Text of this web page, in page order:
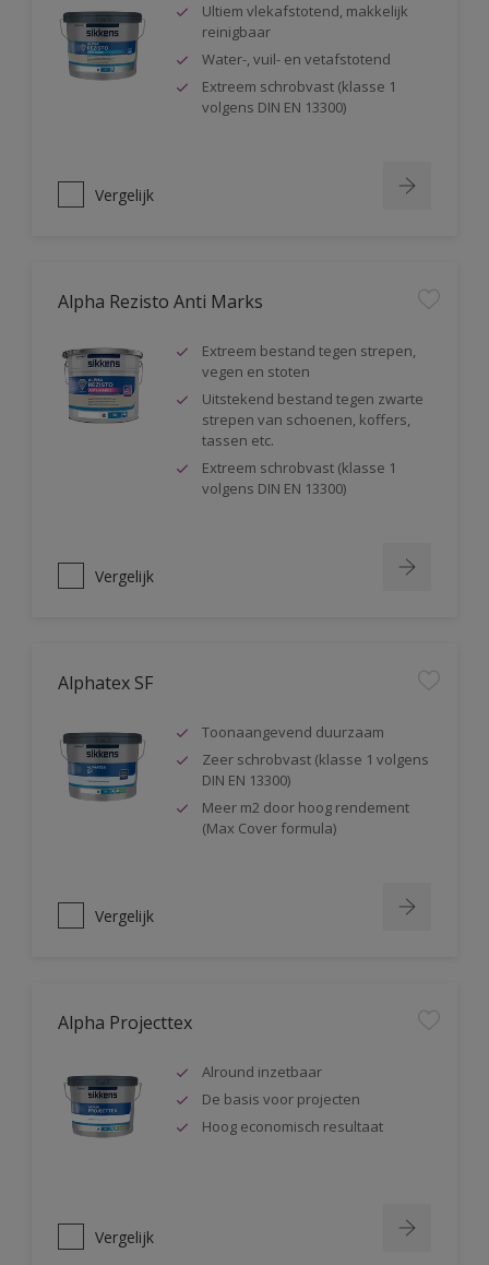
Ultiem vlekafstotend, makkelijk
reinigbaar
Water-, vuil- en vetafstotend
Extreem schrobvast (klasse 1
volgens DIN EN 13300)
Vergelijk
Alpha Rezisto Anti Marks
Extreem bestand tegen strepen,
vegen en stoten
Uitstekend bestand tegen zwarte
strepen van schoenen, koffers,
tassen etc.
Extreem schrobvast (klasse 1
volgens DIN EN 13300)
Vergelijk
Alphatex SF
Toonaangevend duurzaam
Zeer schrobvast (klasse 1 volgens
DIN EN 13300)
Meer m2 door hoog rendement
(Max Cover formula)
Vergelijk
Alpha Projecttex
Alround inzetbaar
De basis voor projecten
Hoog economisch resultaat
Vergelijk